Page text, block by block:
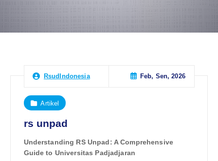
RsudIndonesia Feb, Sen, 2026
Artikel
rs unpad
Understanding RS Unpad: A Comprehensive
Guide to Universitas Padjadjaran